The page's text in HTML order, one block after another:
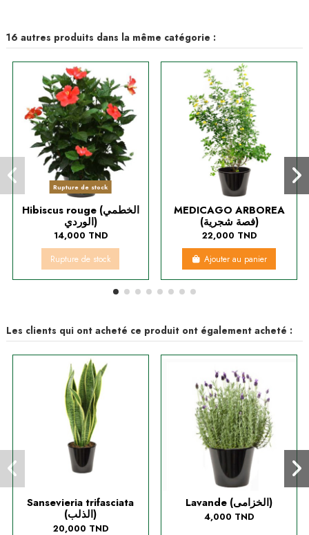
16 autres produits dans la même catégorie :
Rupture de stock
Hibiscus rouge (الخطمي
الوردي)
14,000 TND
Rupture de stock
MEDICAGO ARBOREA
(فصة شجرية)
22,000 TND
Ajouter au panier
Les clients qui ont acheté ce produit ont également acheté :
Sansevieria trifasciata
(الذلب)
20,000 TND
Lavande (الخزامى)
4,000 TND